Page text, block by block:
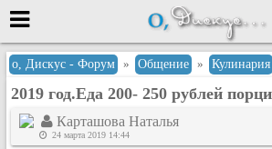
Меню
или войти через
о, Дискус - Форум » Общение » Кулинария
2019 год.Еда 200- 250 рублей
Карташова Наталья
24 марта 2019 14:44